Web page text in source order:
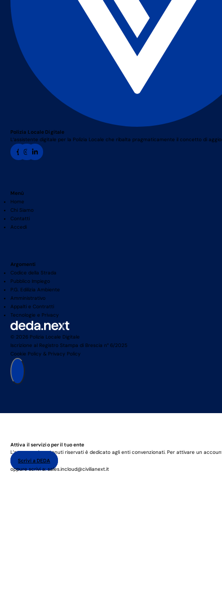
Polizia Locale Digitale
L’assistente digitale per la Polizia Locale che ribalta pragmaticamente il concetto di
Menù
Home
Chi Siamo
Contatti
Accedi
Argomenti
Codice della Strada
Pubblico Impiego
P.G. Edilizia Ambiente
Amministrativo
Appalti e Contratti
Tecnologie e Privacy
© 2026 Polizia Locale Digitale
Iscrizione al Registro Stampa di Brescia n° 6/2025
Cookie Policy & Privacy Policy
Attiva il servizio per il tuo ente
L’accesso ai contenuti riservati è dedicato agli enti convenzionati. Per attivare un
Scrivi a DEDA
oppure scrivi a: sales.incloud@civilianext.it